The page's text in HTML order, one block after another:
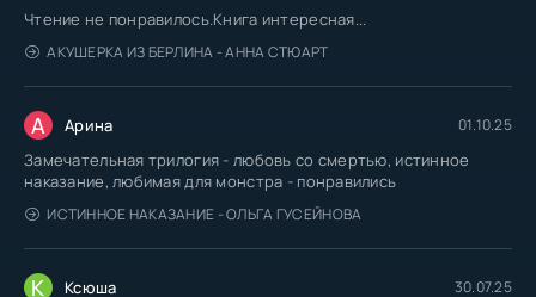
Чтение не понравилось.Книга интересная...
АКУШЕРКА ИЗ БЕРЛИНА - АННА СТЮАРТ
А Арина 01.10.25
Замечательная трилогия - любовь со смертью, истинное
наказание, любимая для монстра - понравились
ИСТИННОЕ НАКАЗАНИЕ - ОЛЬГА ГУСЕЙНОВА
К Ксюша 30.07.25